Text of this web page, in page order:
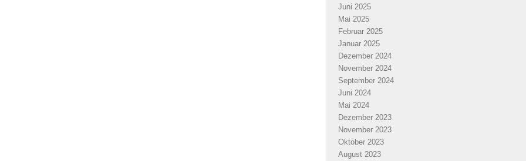
Juni 2025
Mai 2025
Februar 2025
Januar 2025
Dezember 2024
November 2024
September 2024
Juni 2024
Mai 2024
Dezember 2023
November 2023
Oktober 2023
August 2023